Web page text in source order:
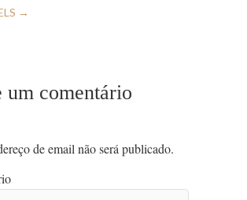
→
um comentário
de email não será publicado.